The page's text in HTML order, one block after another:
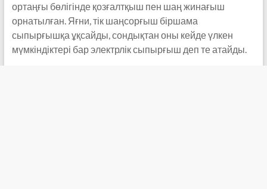
ортаңғы бөлігінде қозғалтқыш пен шаң жинағыш
орнатылған. Яғни, тік шаңсорғыш біршама
сыпырғышқа ұқсайды, сондықтан оны кейде үлкен
мүмкіндіктері бар электрлік сыпырғыш деп те атайды.